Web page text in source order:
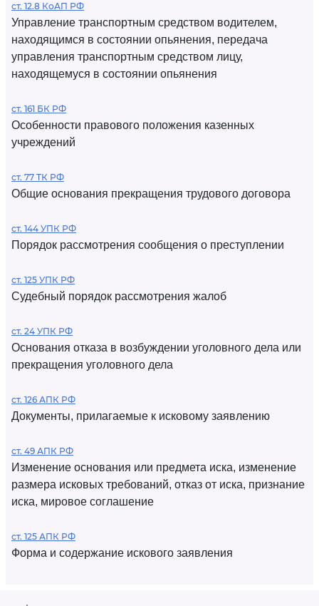
ст. 12.8 КоАП РФ
Управление транспортным средством водителем,
находящимся в состоянии опьянения, передача
управления транспортным средством лицу,
находящемуся в состоянии опьянения
ст. 161 БК РФ
Особенности правового положения казенных
учреждений
ст. 77 ТК РФ
Общие основания прекращения трудового договора
ст. 144 УПК РФ
Порядок рассмотрения сообщения о преступлении
ст. 125 УПК РФ
Судебный порядок рассмотрения жалоб
ст. 24 УПК РФ
Основания отказа в возбуждении уголовного дела или
прекращения уголовного дела
ст. 126 АПК РФ
Документы, прилагаемые к исковому заявлению
ст. 49 АПК РФ
Изменение основания или предмета иска, изменение
размера исковых требований, отказ от иска, признание
иска, мировое соглашение
ст. 125 АПК РФ
Форма и содержание искового заявления